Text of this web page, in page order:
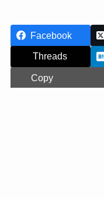
Facebook
Threads
Copy